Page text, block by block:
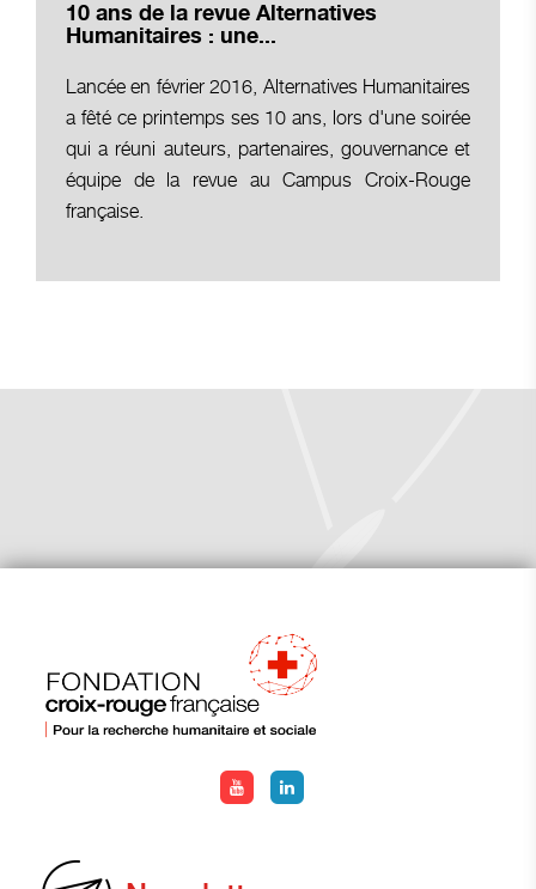
10 ans de la revue Alternatives
Humanitaires : une...
Lancée en février 2016, Alternatives Humanitaires
a fêté ce printemps ses 10 ans, lors d'une soirée
qui a réuni auteurs, partenaires, gouvernance et
équipe de la revue au Campus Croix-Rouge
française.